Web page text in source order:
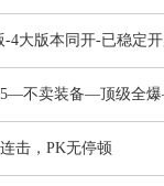
-4大版本同开-已稳定
不卖装备—顶级全
击，PK无停顿